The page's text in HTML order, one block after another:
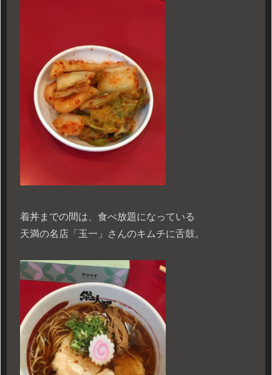
着丼までの間は、食べ放題になっている
天満の名店「玉一」さんのキムチに舌鼓。